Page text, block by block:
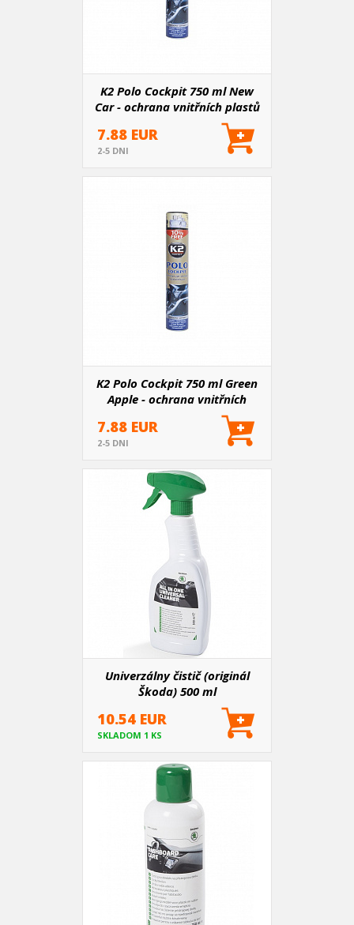
K2 Polo Cockpit 750 ml New
Car - ochrana vnitřních plastů
7.88 EUR
2-5 DNI
K2 Polo Cockpit 750 ml Green
Apple - ochrana vnitřních
7.88 EUR
2-5 DNI
Univerzálny čistič (originál
Škoda) 500 ml
10.54 EUR
SKLADOM 1 KS